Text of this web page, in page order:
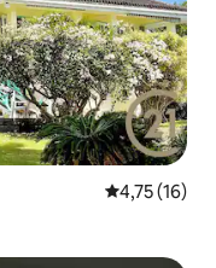
4,75 (16)